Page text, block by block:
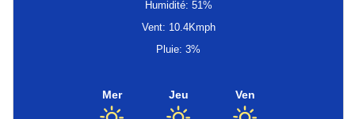
Humidité: 51%
Vent: 10.4Kmph
Pluie: 3%
Mer Jeu Ven